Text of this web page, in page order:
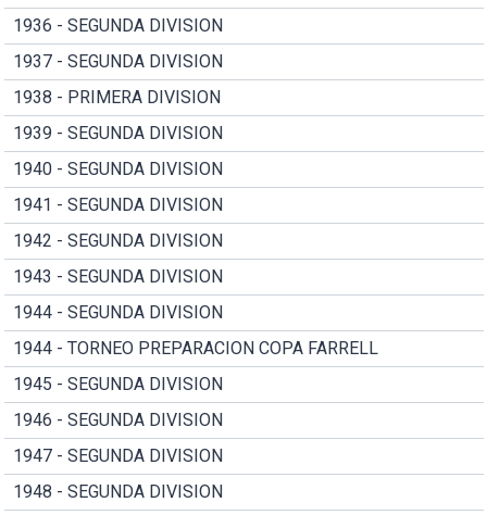
1936 - SEGUNDA DIVISION
1937 - SEGUNDA DIVISION
1938 - PRIMERA DIVISION
1939 - SEGUNDA DIVISION
1940 - SEGUNDA DIVISION
1941 - SEGUNDA DIVISION
1942 - SEGUNDA DIVISION
1943 - SEGUNDA DIVISION
1944 - SEGUNDA DIVISION
1944 - TORNEO PREPARACION COPA FARRELL
1945 - SEGUNDA DIVISION
1946 - SEGUNDA DIVISION
1947 - SEGUNDA DIVISION
1948 - SEGUNDA DIVISION